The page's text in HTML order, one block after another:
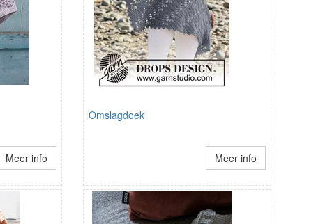
Meer info
Omslagdoek
Meer info